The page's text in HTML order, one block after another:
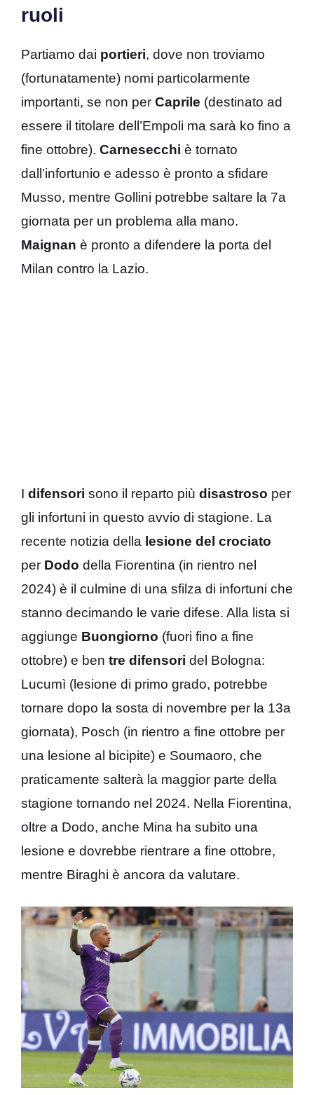
ruoli
Partiamo dai portieri, dove non troviamo
(fortunatamente) nomi particolarmente
importanti, se non per Caprile (destinato ad
essere il titolare dell’Empoli ma sarà ko fino a
fine ottobre). Carnesecchi è tornato
dall’infortunio e adesso è pronto a sfidare
Musso, mentre Gollini potrebbe saltare la 7a
giornata per un problema alla mano.
Maignan è pronto a difendere la porta del
Milan contro la Lazio.
I difensori sono il reparto più disastroso per
gli infortuni in questo avvio di stagione. La
recente notizia della lesione del crociato
per Dodo della Fiorentina (in rientro nel
2024) è il culmine di una sfilza di infortuni che
stanno decimando le varie difese. Alla lista si
aggiunge Buongiorno (fuori fino a fine
ottobre) e ben tre difensori del Bologna:
Lucumì (lesione di primo grado, potrebbe
tornare dopo la sosta di novembre per la 13a
giornata), Posch (in rientro a fine ottobre per
una lesione al bicipite) e Soumaoro, che
praticamente salterà la maggior parte della
stagione tornando nel 2024. Nella Fiorentina,
oltre a Dodo, anche Mina ha subito una
lesione e dovrebbe rientrare a fine ottobre,
mentre Biraghi è ancora da valutare.